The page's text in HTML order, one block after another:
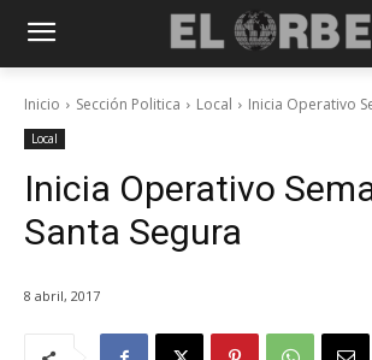
Inicio Sección Politica Local Inicia Operativo
Local
Inicia Operativo
Santa Segura
8 abril, 2017